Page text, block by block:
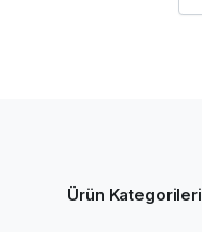
Ürün Kategorileri